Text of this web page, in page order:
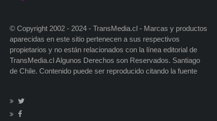
© Copyright 2002 - 2024 - TransMedia.cl - Marcas y productos
aparecidas en este sitio pertenecen a sus respectivos
propietarios y no están relacionados con la línea editorial de
TransMedia.cl Algunos Derechos son Reservados. Santiago
de Chile. Contenido puede ser reproducido citando la fuente